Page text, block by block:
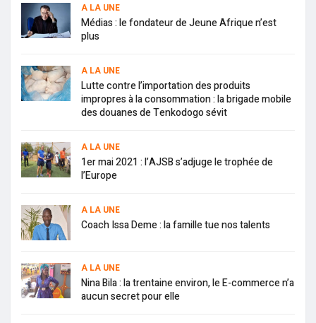
A LA UNE
Médias : le fondateur de Jeune Afrique n’est
plus
A LA UNE
Lutte contre l’importation des produits
impropres à la consommation : la brigade mobile
des douanes de Tenkodogo sévit
A LA UNE
1er mai 2021 : l’AJSB s’adjuge le trophée de
l’Europe
A LA UNE
Coach Issa Deme : la famille tue nos talents
A LA UNE
Nina Bila : la trentaine environ, le E-commerce n’a
aucun secret pour elle